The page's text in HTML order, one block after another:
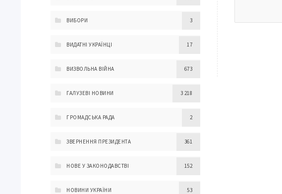
ВИБОРИ 3
ВИДАТНІ УКРАЇНЦІ 17
ВИЗВОЛЬНА ВІЙНА 673
ГАЛУЗЕВІ НОВИНИ 3 218
ГРОМАДСЬКА РАДА 2
ЗВЕРНЕННЯ ПРЕЗИДЕНТА 361
НОВЕ У ЗАКОНОДАВСТВІ 152
НОВИНИ УКРАЇНИ 53